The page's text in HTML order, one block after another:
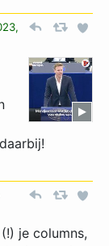
je columns,